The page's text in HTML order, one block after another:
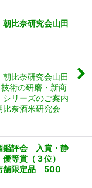
奈研究会山田
奈研究会山田
術の研磨・新商
リーズのご案内
比奈酒米研究会
評会 入賞・静
等賞（３位）
舗限定品 500